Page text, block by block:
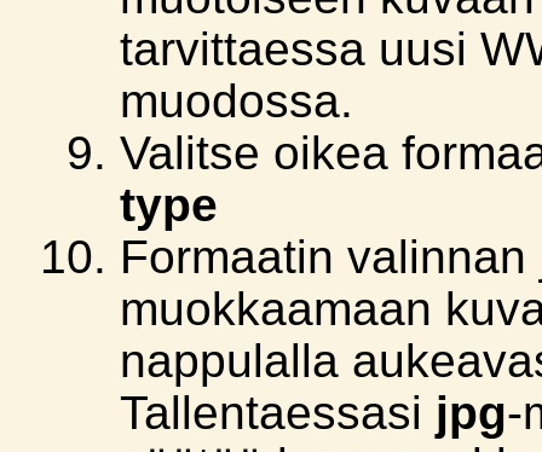
tarvittaessa uusi
muodossa.
Valitse oikea
type
Formaatin
muokkaamaan
nappulalla
Tallentaessasi jpg-